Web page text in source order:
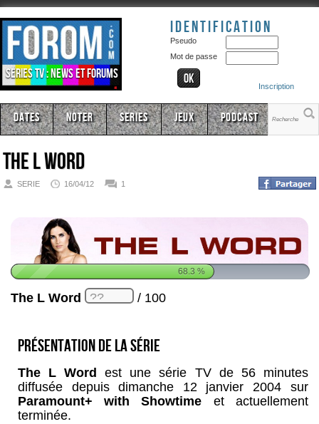
Séries TV : news et forums
Identification
Pseudo
Mot de passe
Inscription
Dates Noter Series Jeux Podcast
The L Word
SERIE 16/04/12 1
68.3%
The L Word / 100
Présentation de la série
The L Word
est une série TV de 56 minutes
diffusée depuis dimanche 12 janvier 2004 sur
Paramount+ with Showtime et actuellement
terminée.